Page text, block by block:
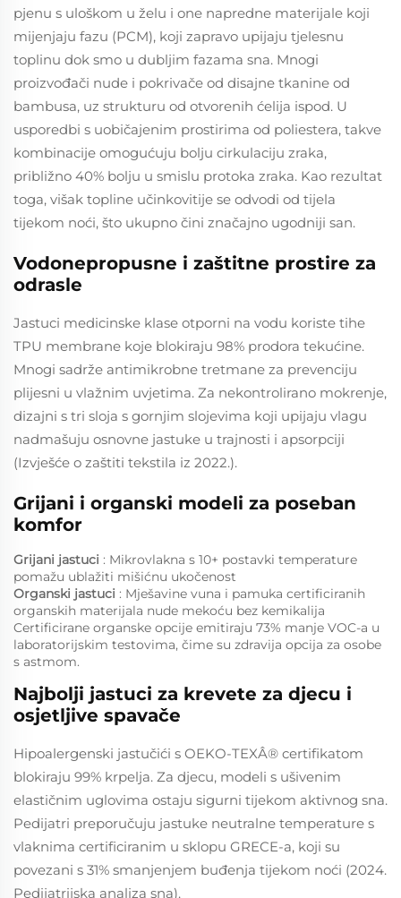
pjenu s uloškom u želu i one napredne materijale koji
mijenjaju fazu (PCM), koji zapravo upijaju tjelesnu
toplinu dok smo u dubljim fazama sna. Mnogi
proizvođači nude i pokrivače od disajne tkanine od
bambusa, uz strukturu od otvorenih ćelija ispod. U
usporedbi s uobičajenim prostirima od poliestera, takve
kombinacije omogućuju bolju cirkulaciju zraka,
približno 40% bolju u smislu protoka zraka. Kao rezultat
toga, višak topline učinkovitije se odvodi od tijela
tijekom noći, što ukupno čini značajno ugodniji san.
Vodonepropusne i zaštitne prostire za
odrasle
Jastuci medicinske klase otporni na vodu koriste tihe
TPU membrane koje blokiraju 98% prodora tekućine.
Mnogi sadrže antimikrobne tretmane za prevenciju
plijesni u vlažnim uvjetima. Za nekontrolirano mokrenje,
dizajni s tri sloja s gornjim slojevima koji upijaju vlagu
nadmašuju osnovne jastuke u trajnosti i apsorpciji
(Izvješće o zaštiti tekstila iz 2022.).
Grijani i organski modeli za poseban
komfor
Grijani jastuci : Mikrovlakna s 10+ postavki temperature
pomažu ublažiti mišićnu ukočenost
Organski jastuci : Mješavine vuna i pamuka certificiranih
organskih materijala nude mekoću bez kemikalija
Certificirane organske opcije emitiraju 73% manje VOC-a u
laboratorijskim testovima, čime su zdravija opcija za osobe
s astmom.
Najbolji jastuci za krevete za djecu i
osjetljive spavače
Hipoalergenski jastučići s OEKO-TEXÂ® certifikatom
blokiraju 99% krpelja. Za djecu, modeli s ušivenim
elastičnim uglovima ostaju sigurni tijekom aktivnog sna.
Pedijatri preporučuju jastuke neutralne temperature s
vlaknima certificiranim u sklopu GRECE-a, koji su
povezani s 31% smanjenjem buđenja tijekom noći (2024.
Pedijatrijska analiza sna).